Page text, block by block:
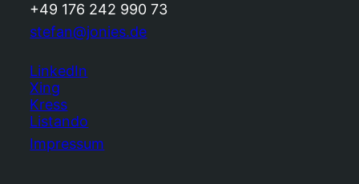
+49 176 242 990 73
stefan@jonies.de
LinkedIn
Xing
Kress
Listando
Impressum